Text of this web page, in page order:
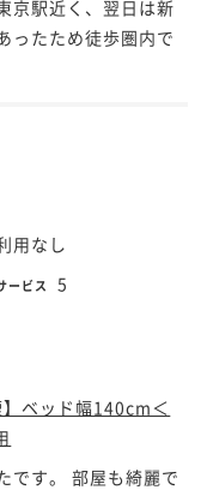
京駅近く、翌日は新
ったため徒歩圏内で
用なし
ービス 5
ベッド幅140cm＜
です。 部屋も綺麗で